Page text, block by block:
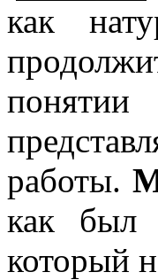
как
работы.
как был
который